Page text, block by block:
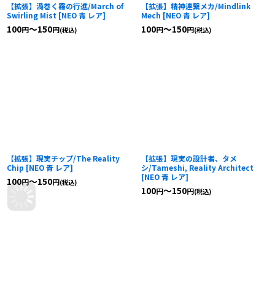
【拡張】渦巻く霧の行進/March of
Swirling Mist [NEO 青 レア]
100円～150円(税込)
【拡張】精神連繋メカ/Mindlink
Mech [NEO 青 レア]
100円～150円(税込)
【拡張】現実チップ/The Reality
Chip [NEO 青 レア]
100円～150円(税込)
【拡張】現実の設計者、タメ
シ/Tameshi, Reality Architect
[NEO 青 レア]
100円～150円(税込)